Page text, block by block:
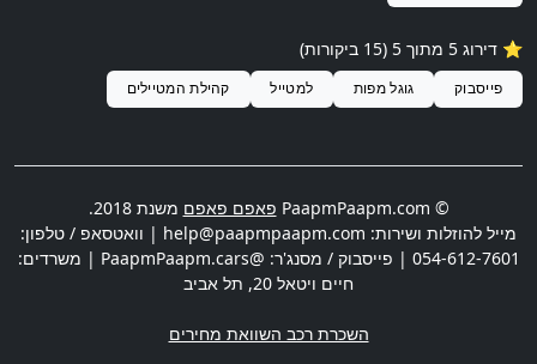
⭐️ דירוג 5 מתוך 5 (15 ביקורות)
פייסבוק גוגל מפות למטייל קהילת המטיילים
© PaapmPaapm.com פאפם פאפם משנת 2018.
מייל להוזלות ושירות: help@paapmpaapm.com | וואטסאפ / טלפון:
054-612-7601 | פייסבוק / מסנג'ר: @PaapmPaapm.cars | משרדים:
חיים ויטאל 20
, תל אביב
השכרת רכב השוואת מחירים